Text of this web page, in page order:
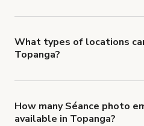
about Giggster's Damage
What types of locations
Topanga?
'Filters' to look for something
How many Séance photo
available in Topanga?